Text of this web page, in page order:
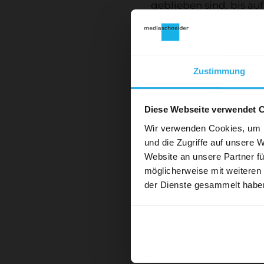
Zustimmung
Diese Webseite verwendet
Wir verwenden Cookies,
und die Zugriffe auf unsere
Website an unsere Partner
möglicherweise mit
der Dienste gesammelt
geblieben sind, bis
PHARMACIE CHEZ
verändert: von 41.4%
Die Studie TOTAL
die Verschiebung in
Online verlangsamt
25
Mediaschneider
und sei
wie die